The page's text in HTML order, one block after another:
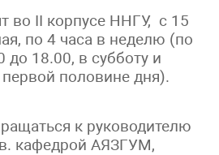
во II корпусе ННГУ, с 15
по 4 часа в неделю (по
18.00, в субботу и
половине дня).
к руководителю
кафедрой АЯЗГУМ,